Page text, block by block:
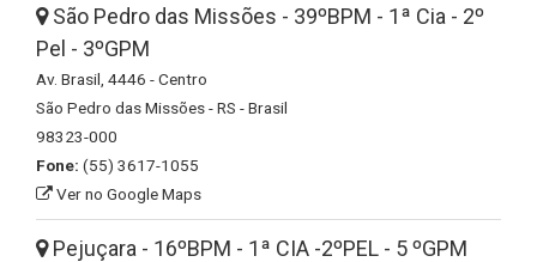
São Pedro das Missões - 39ºBPM - 1ª Cia - 2º
Pel - 3ºGPM
Av. Brasil, 4446 - Centro
São Pedro das Missões - RS - Brasil
98323-000
Fone: (55) 3617-1055
Ver no Google Maps
Pejuçara - 16ºBPM - 1ª CIA -2ºPEL - 5 ºGPM